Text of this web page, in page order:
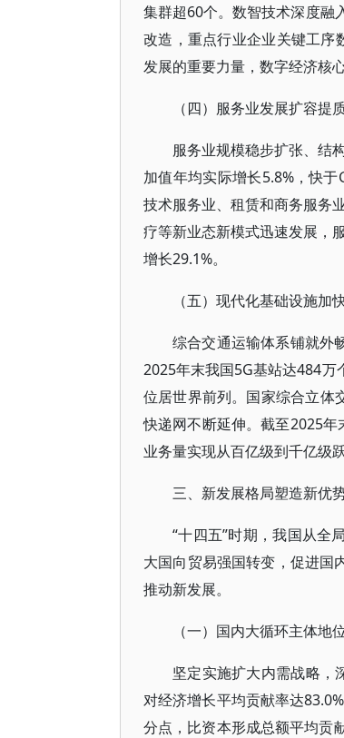
集群超60个。数智技术深度融
改造，重点行业企业关键工序
发展的重要力量，数字经济核
（四）服务业发展扩容提
服务业规模稳步扩张、结
加值年均实际增长5.8%，快
技术服务业、租赁和商务服务
疗等新业态新模式迅速发展，
增长29.1%。
（五）现代化基础设施加
综合交通运输体系铺就外
2025年末我国5G基站达484万
位居世界前列。国家综合立体
快递网不断延伸。截至2025年
业务量实现从百亿级到千亿级跃
三、新发展格局塑造新优
“十四五”时期，我国从全
大国向贸易强国转变，促进国
推动新发展。
（一）国内大循环主体地
坚定实施扩大内需战略，
对经济增长平均贡献率达
分点，比资本形成总额平均贡